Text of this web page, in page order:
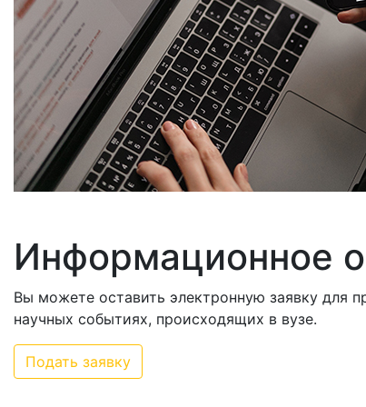
Информационное
Вы можете оставить электронную заявку для
научных событиях, происходящих в вузе.
Подать заявку